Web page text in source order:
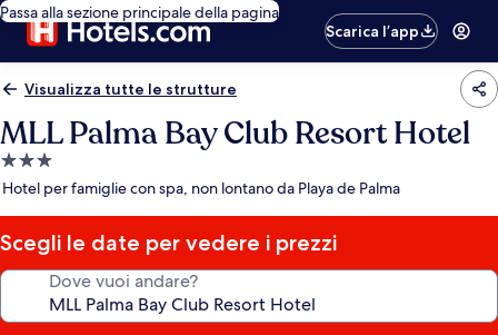
Passa alla sezione principale della pagina
Scarica l’app
Visualizza tutte le strutture
MLL Palma Bay Club Resort Hotel
Struttura
a
stelle
Hotel per famiglie con spa, non lontano da Playa de Palma
Scegli le date per vedere i prezzi
Dove vuoi andare?